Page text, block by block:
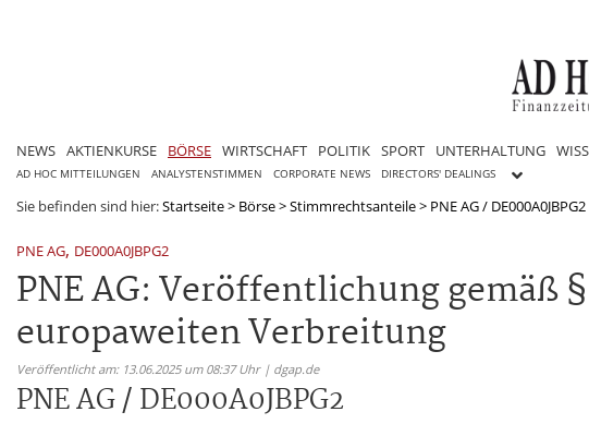
NEWS AKTIENKURSE BÖRSE WIRTSCHAFT POLITIK SPORT UNTERHALTUNG
AD HOC MITTEILUNGEN ANALYSTENSTIMMEN CORPORATE NEWS DIRECTORS' DEALINGS
Sie befinden sind hier:Startseite> Börse>Stimmrechtsanteile> PNE AG / DE000A0JBPG2
PNE AG, DE000A0JBPG2
PNE AG: Veröffentlichung gemäß
europaweiten Verbreitung
Veröffentlicht am: 13.06.2025 um 08:37 Uhr | dgap.de
PNE AG / DE000A0JBPG2